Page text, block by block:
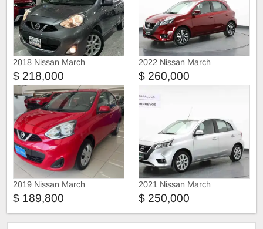
2018 Nissan March
$ 218,000
2022 Nissan March
$ 260,000
2019 Nissan March
$ 189,800
2021 Nissan March
$ 250,000